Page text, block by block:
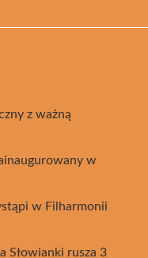
z ważną
w
w Filharmonii
Słowianki rusza 3